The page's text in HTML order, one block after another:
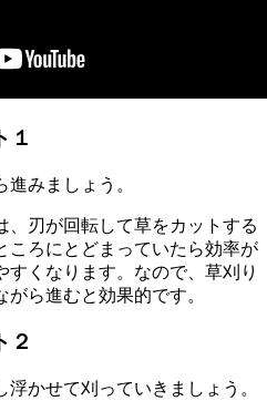
１
みましょう。
、刃が回転して草をカットする
ころにとどまっていたら効率が
すくなります。なので、草刈り
ら進むと効果的です。
２
かせて刈っていきましょう。